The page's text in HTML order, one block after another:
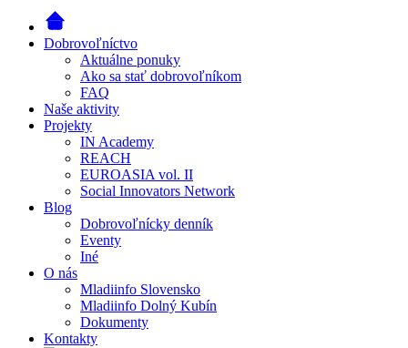
Dobrovoľníctvo
Aktuálne ponuky
Ako sa stať dobrovoľníkom
FAQ
Naše aktivity
Projekty
IN Academy
REACH
EUROASIA vol. II
Social Innovators Network
Blog
Dobrovoľnícky denník
Eventy
Iné
O nás
Mladiinfo Slovensko
Mladiinfo Dolný Kubín
Dokumenty
Kontakty